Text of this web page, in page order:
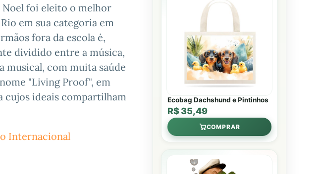
foi eleito o melhor
em sua categoria em
fora da escola é,
dividido entre a música,
musical, com muita saúde
"Living Proof", em
cujos ideais compartilham
Internacional
Ecobag Dachshund e Pintinhos
R$ 35,49
COMPRAR